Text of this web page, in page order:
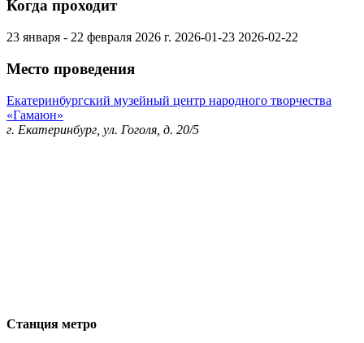
Когда проходит
23 января - 22 февраля 2026 г. 2026-01-23 2026-02-22
Место проведения
Екатеринбургский музейный центр народного творчества
«Гамаюн»
г. Екатеринбург, ул. Гоголя, д. 20/5
Станция метро